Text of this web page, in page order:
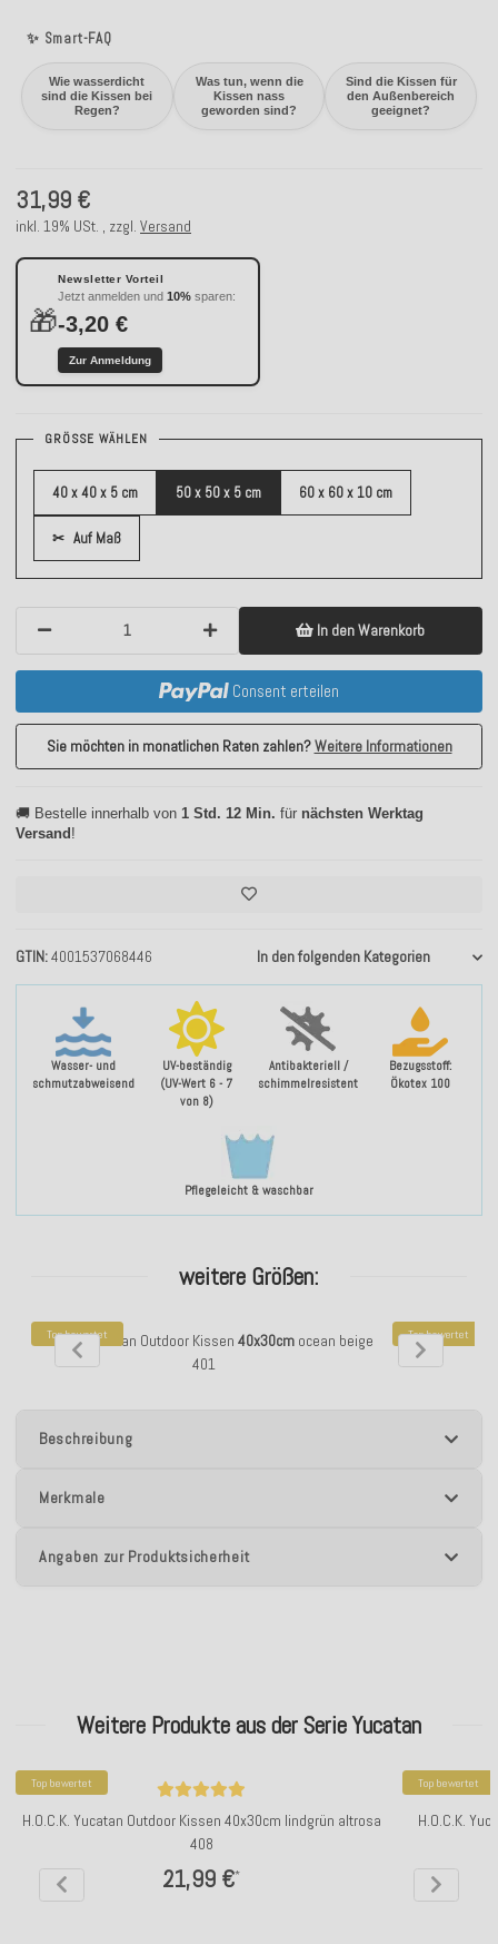
✨ Smart-FAQ
Wie wasserdicht
sind die Kissen bei
Regen?
Was tun, wenn die
Kissen nass
geworden sind?
Sind die Kissen für
den Außenbereich
geeignet?
Wasser- und
schmutzabweisend
UV-beständig
(UV-Wert 6 - 7
von 8)
Antibakteriell /
schimmelresistent
Bezugsstoff:
Ökotex 100
Pflegeleicht & waschbar
GTIN 4001537068446 In den folgenden Kategorien
31,99 €
inkl. 19% USt. , zzgl. Versand
🎁
Newsletter Vorteil
Jetzt anmelden und 10% sparen:
-3,20 €
Zur Anmeldung
GRÖSSE WÄHLEN
40 x 40 x 5 cm 50 x 50 x 5 cm 60 x 60 x 10 cm
✂ Auf Maß
In den Warenkorb
Consent erteilen
Sie möchten in monatlichen Raten zahlen?Weitere Informationen
🚚 Bestelle innerhalb von 1 Std. 12 Min. für nächsten Werktag
Versand!
weitere Größen:
Top bewertet
H.O.C.K. Yucatan Outdoor Kissen 40x30cmocean beige
401
Top bewertet
H.O.C.K.
Beschreibung
Merkmale
Angaben zur Produktsicherheit
Weitere Produkte aus der Serie Yucatan
Top bewertet
H.O.C.K. Yucatan Outdoor Kissen 40x30cm lindgrün altrosa
408
21,99 €*
Top bewertet
H.O.C.K.